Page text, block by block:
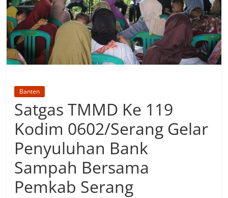
Banten
Satgas TMMD Ke 119
Kodim 0602/Serang Gelar
Penyuluhan Bank
Sampah Bersama
Pemkab Serang